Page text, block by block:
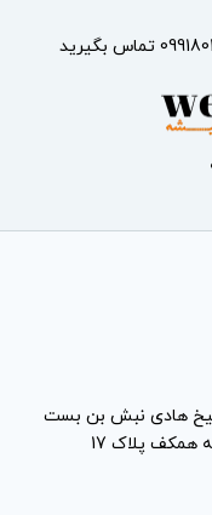
هادی نبش بن بست
همکف پلاک 17